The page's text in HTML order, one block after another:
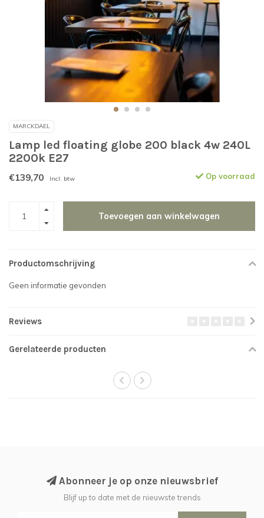
MARCKDAEL
Lamp led floating globe 200 black 4w 240L
2200k E27
€139,70 Incl. btw Op voorraad
Toevoegen aan winkelwagen
Productomschrijving
Geen informatie gevonden
Reviews
Gerelateerde producten
Abonneer je op onze nieuwsbrief
Blijf up to date met de nieuwste trends